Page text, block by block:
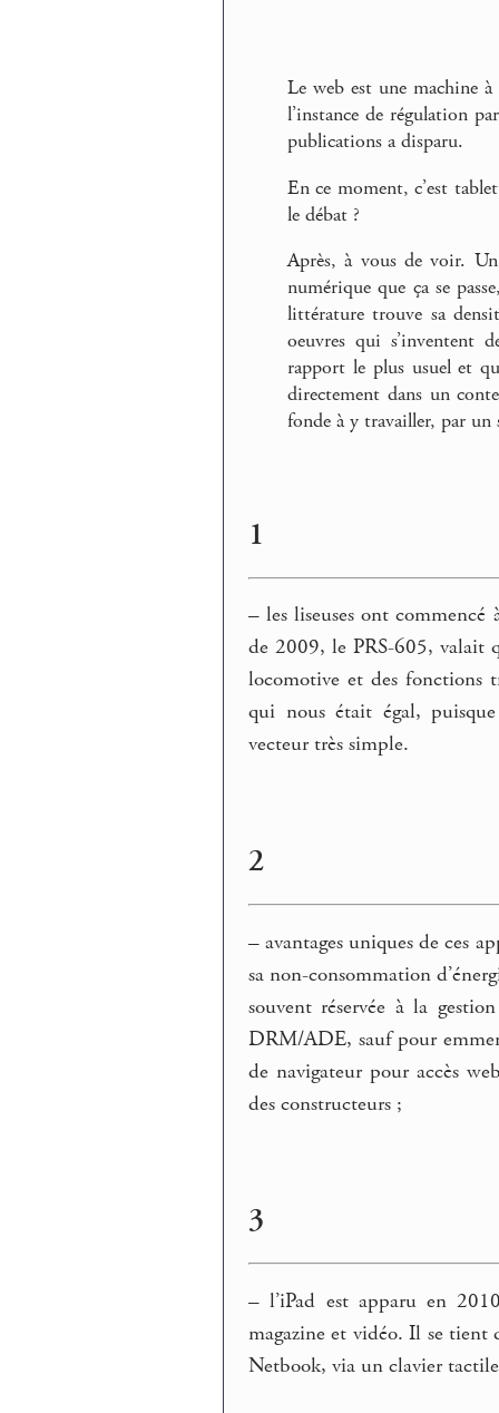
Le web est une machine
l’instance de régulation
publications a disparu.
En ce moment, c’est
le débat ?
Après, à vous de voir.
numérique que ça se
littérature trouve sa
oeuvres qui s’inventent
rapport le plus usuel et
directement dans un
fonde à y travailler, par
1
– les liseuses ont
de 2009, le PRS-605, valait
locomotive et des fonctions
qui nous était égal,
vecteur très simple.
2
– avantages uniques de ces
sa non-consommation
souvent réservée à la
DRM/ADE, sauf pour
de navigateur pour accès
des constructeurs ;
3
– l’iPad est apparu en
magazine et vidéo. Il se tient
Netbook, via un clavier tactile